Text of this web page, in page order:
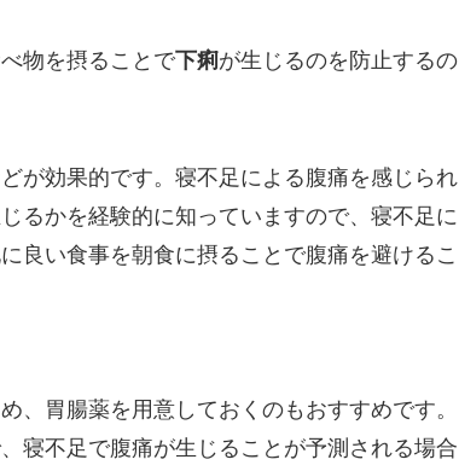
物を摂ることで下痢が生じるのを防止するの
が効果的です。寝不足による腹痛を感じられ
るかを経験的に知っていますので、寝不足に
良い食事を朝食に摂ることで腹痛を避けるこ
、胃腸薬を用意しておくのもおすすめです。
寝不足で腹痛が生じることが予測される場合